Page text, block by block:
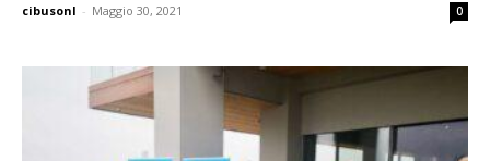
cibusonl - Maggio 30, 2021 0